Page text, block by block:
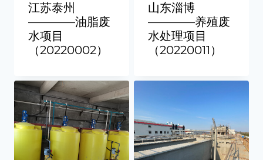
江苏泰州
————油脂废
水项目
（20220002）
山东淄博
————养殖废
水处理项目
（20220011）